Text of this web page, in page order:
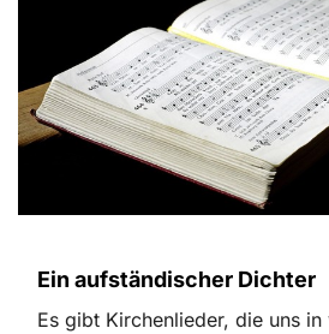
Ein aufständischer Dichter
Es gibt Kirchenlieder, die uns in